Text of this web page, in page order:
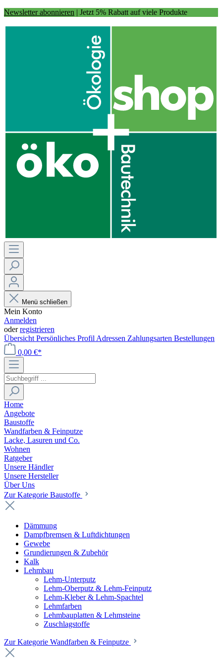
Newsletter abonnieren | Jetzt 5% Rabatt auf viele Produkte
Menü schließen
Mein Konto
Anmelden
oderregistrieren
Übersicht Persönliches Profil Adressen Zahlungsarten Bestellungen
0,00 €*
Home
Angebote
Baustoffe
Wandfarben & Feinputze
Lacke, Lasuren und Co.
Wohnen
Ratgeber
Unsere Händler
Unsere Hersteller
Über Uns
Zur Kategorie Baustoffe
Dämmung
Dampfbremsen & Luftdichtungen
Gewebe
Grundierungen & Zubehör
Kalk
Lehmbau
Lehm-Unterputz
Lehm-Oberputz & Lehm-Feinputz
Lehm-Kleber & Lehm-Spachtel
Lehmfarben
Lehmbauplatten & Lehmsteine
Zuschlagstoffe
Zur Kategorie Wandfarben & Feinputze